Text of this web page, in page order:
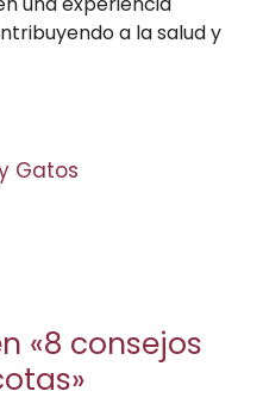
a la salud y
Gatos
«8 consejos